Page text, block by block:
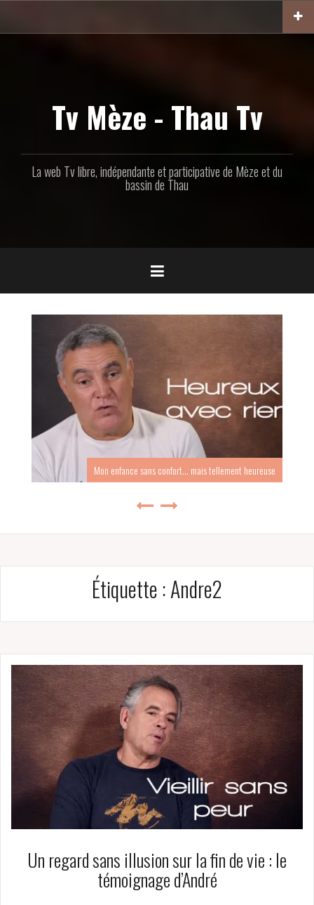
contenu
Tv Mèze - Thau Tv
La web Tv libre, indépendante et participative de Mèze et du
bassin de Thau
Comment le trail m’a sorti de la dépression
Étiquette :Andre2
Un regard sans illusion sur la fin de vie : le
témoignage d’André